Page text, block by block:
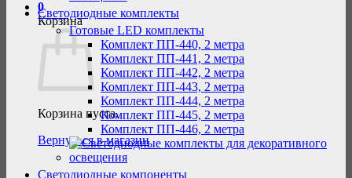
0
Корзина
Корзина пуста.
Вернуться в магазин
Светодиодные комплекты
Готовые LED комплекты
Комплект ПП-440, 2 метра
Комплект ПП-441, 2 метра
Комплект ПП-442, 2 метра
Комплект ПП-443, 2 метра
Комплект ПП-444, 2 метра
Комплект ПП-445, 2 метра
Комплект ПП-446, 2 метра
Светодиодные компоненты